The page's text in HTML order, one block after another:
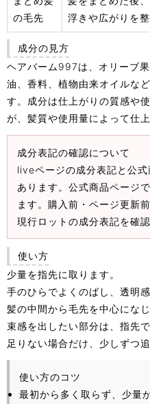
の毛先
浮きや広がりを整
成分の見方
ヘアバーム997は、オリーブ
油、香料、植物由来オイルな
す。成分は仕上がりの質感や
が、髪質や使用量によって仕
成分表記の確認について
liveページの成分表記と公
あります。公式商品ページ
ます。購入前・ページ更新
現行ロットの成分表記を確
使い方
少量を指先に取ります。
手のひらでよくのばし、透明
髪の中間から毛先を中心になじ
束感を出したい部分は、指先
足りない場合だけ、少しずつ
使い方のコツ
最初から多く取らず、少量